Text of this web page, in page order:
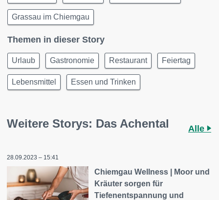
Grassau im Chiemgau
Themen in dieser Story
Urlaub Gastronomie Restaurant Feiertag
Lebensmittel Essen und Trinken
Weitere Storys: Das Achental Alle
28.09.2023 – 15:41
Chiemgau Wellness | Moor und
Kräuter sorgen für
Tiefenentspannung und